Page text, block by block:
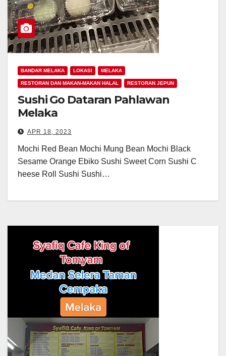
BANDAR MELAKA LOKASI MELAKA
RESTORAN DAN MAKAN-MAKAN HALAL RESTORAN JEPUN
Sushi Go Dataran Pahlawan
Melaka
APR 18, 2023
Mochi Red Bean Mochi Mung Bean Mochi Black
Sesame Orange Ebiko Sushi Sweet Corn Sushi C
heese Roll Sushi Sushi…